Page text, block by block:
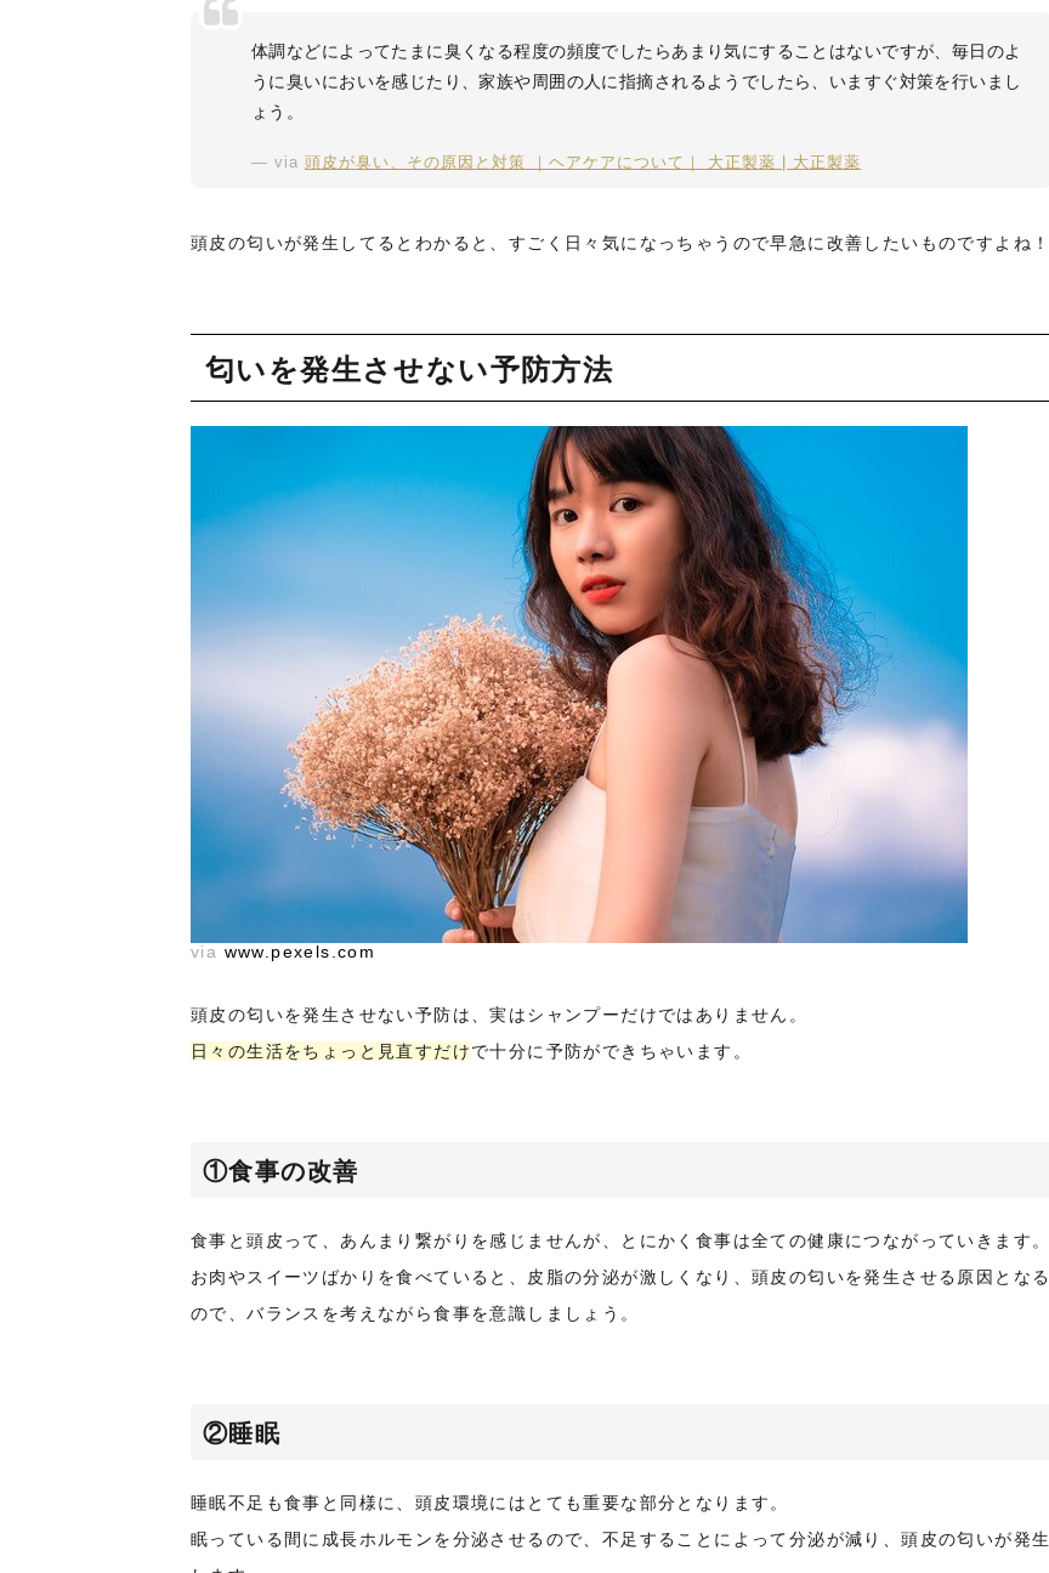
体調などによってたまに臭くなる程度の頻度でしたらあまり気にすることはないですが、毎日のよ
うに臭いにおいを感じたり、家族や周囲の人に指摘されるようでしたら、いますぐ対策を行いまし
ょう。
via頭皮が臭い、その原因と対策 ｜ヘアケアについて｜ 大正製薬 | 大正製薬
頭皮の匂いが発生してるとわかると、すごく日々気になっちゃうので早急に改善したいものですよね！
匂いを発生させない予防方法
via www.pexels.com
頭皮の匂いを発生させない予防は、実はシャンプーだけではありません。
日々の生活をちょっと見直すだけで十分に予防ができちゃいます。
①食事の改善
食事と頭皮って、あんまり繋がりを感じませんが、とにかく食事は全ての健康につながっていきます。
お肉やスイーツばかりを食べていると、皮脂の分泌が激しくなり、頭皮の匂いを発生させる原因となる
ので、バランスを考えながら食事を意識しましょう。
②睡眠
睡眠不足も食事と同様に、頭皮環境にはとても重要な部分となります。
眠っている間に成長ホルモンを分泌させるので、不足することによって分泌が減り、頭皮の匂いが発生